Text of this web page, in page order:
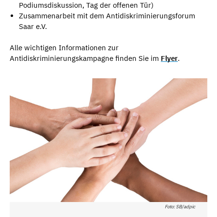
Podiumsdiskussion, Tag der offenen Tür)
Zusammenarbeit mit dem Antidiskriminierungsforum
Saar e.V.
Alle wichtigen Informationen zur
Antidiskriminierungskampagne finden Sie im Flyer.
Foto: SB/adpic